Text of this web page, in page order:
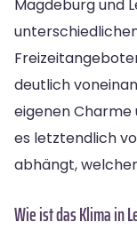
Magdeburg und
deutlich
eigenen Charme
es letztendlich
abhängt,
Wie ist das Klima in